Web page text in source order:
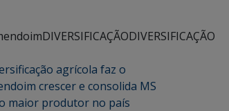
DIVERSIFICAÇÃODIVERSIFICAÇÃO
agrícola faz o
crescer e consolida MS
maior produtor no país